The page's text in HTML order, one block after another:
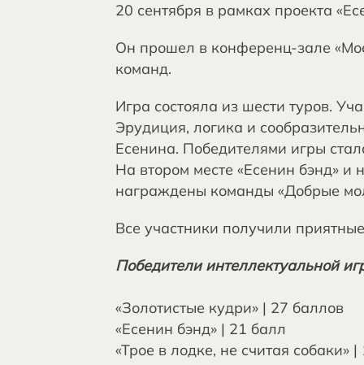
20 сентября в рамках проекта
Он прошел в конференц-зале
команд.
Игра состояла из шести туров.
Эрудиция, логика и
Есенина. Победителями игры
На втором месте «Есенин бэнд» и
награждены команды «Добрые
Все участники получили
Победители интеллектуальной
«Золотистые кудри» | 27 баллов
«Есенин бэнд» | 21 балл
«Трое в лодке, не считая собаки»